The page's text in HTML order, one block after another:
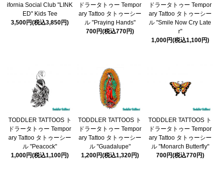
ifornia Social Club "LINK
ED" Kids Tee
3,500円(税込3,850円)
ドラータトゥー Tempor
ary Tattoo タトゥーシー
ル "Praying Hands"
700円(税込770円)
ドラータトゥー Tempor
ary Tattoo タトゥーシー
ル "Smile Now Cry Late
r"
1,000円(税込1,100円)
TODDLER TATTOOS ト
ドラータトゥー Tempor
ary Tattoo タトゥーシー
ル "Peacock"
1,000円(税込1,100円)
TODDLER TATTOOS ト
ドラータトゥー Tempor
ary Tattoo タトゥーシー
ル "Guadalupe"
1,200円(税込1,320円)
TODDLER TATTOOS ト
ドラータトゥー Tempor
ary Tattoo タトゥーシー
ル "Monarch Butterfly"
700円(税込770円)